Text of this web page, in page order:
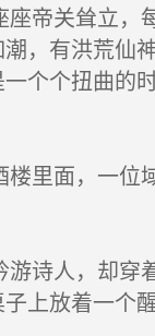
帝关耸立，
，有洪荒仙
个个扭曲的
里面，一位
诗人，却穿
上放着一个